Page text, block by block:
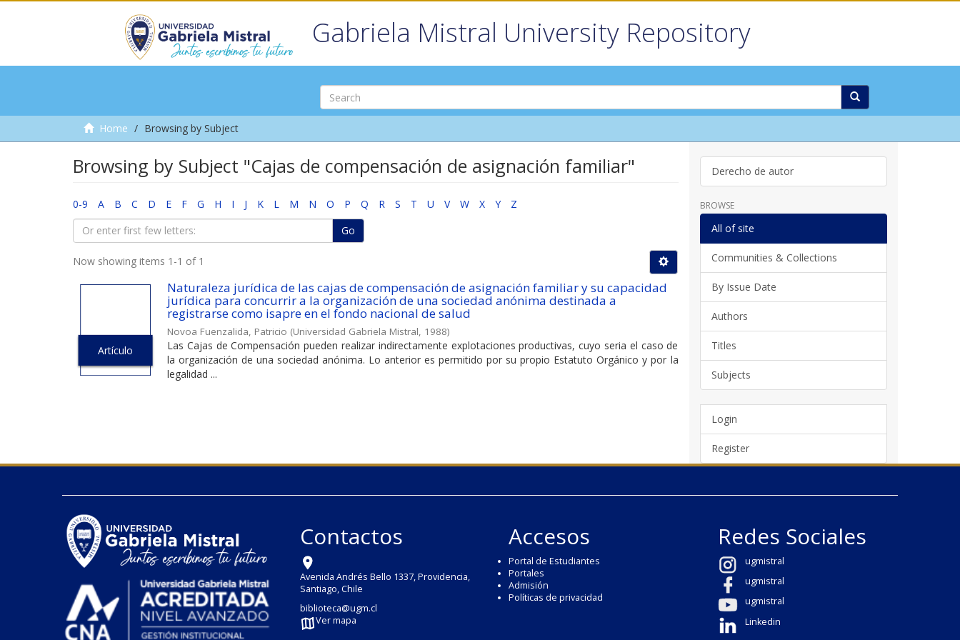
Gabriela Mistral University Repository
Home Browsing by Subject
Browsing by Subject "Cajas de compensación de asignación familiar"
0-9 A B C D E F G H I J K L M N O P Q R S T U V W X Y
Z
Go
Now showing items 1-1 of 1
Artículo
Naturaleza jurídica de las cajas de compensación de asignación familiar y su capacidad
jurídica para concurrir a la organización de una sociedad anónima destinada a
registrarse como isapre en el fondo nacional de salud
Novoa Fuenzalida, Patricio (Universidad Gabriela Mistral, 1988)
Las Cajas de Compensación pueden realizar indirectamente explotaciones productivas, cuyo seria el caso de
la organización de una sociedad anónima. Lo anterior es permitido por su propio Estatuto Orgánico y por la
legalidad ...
Derecho de autor
BROWSE
All of site
Communities & Collections
By Issue Date
Authors
Titles
Subjects
Login
Register
Contactos
Avenida Andrés Bello 1337, Providencia,
Santiago, Chile
biblioteca@ugm.cl
Ver mapa
Accesos
Portal de Estudiantes
Portales
Admisión
Políticas de privacidad
Redes Sociales
ugmistral
ugmistral
ugmistral
Linkedin